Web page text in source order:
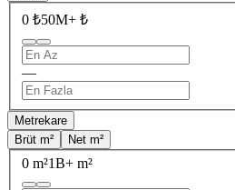
0 ₺50M+ ₺
—
Metrekare
Brüt m²
Net m²
0 m²1B+ m²